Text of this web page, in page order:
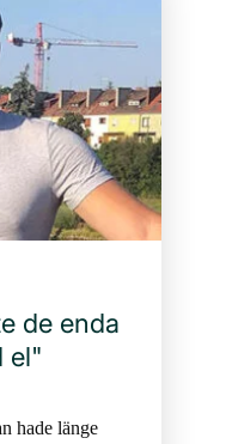
de enda
el"
hade länge